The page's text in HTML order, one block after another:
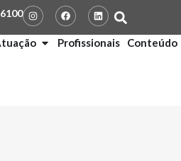
Profissionais Conteúdo